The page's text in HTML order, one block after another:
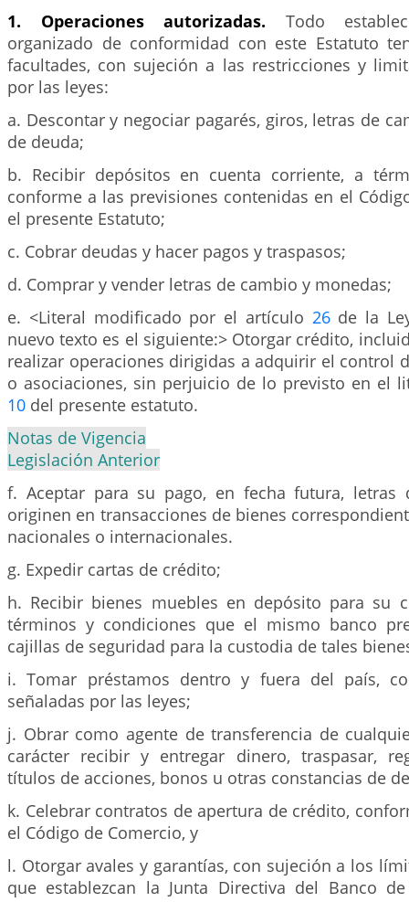
1. Operaciones autorizadas. Todo
organizado de conformidad con este Estatuto
facultades, con sujeción a las restricciones y
por las leyes:
a. Descontar y negociar pagarés, giros, letras de
de deuda;
b. Recibir depósitos en cuenta corriente, a
conforme a las previsiones contenidas en el
el presente Estatuto;
c. Cobrar deudas y hacer pagos y traspasos;
d. Comprar y vender letras de cambio y monedas;
e. <Literal modificado por el artículo 26de la
nuevo texto es el siguiente:> Otorgar crédito,
realizar operaciones dirigidas a adquirir el control
o asociaciones, sin perjuicio de lo previsto en el
10 del presente estatuto.
Notas de Vigencia
Legislación Anterior
f. Aceptar para su pago, en fecha futura, letras
originen en transacciones de bienes
nacionales o internacionales.
g. Expedir cartas de crédito;
h. Recibir bienes muebles en depósito para su
términos y condiciones que el mismo banco
cajillas de seguridad para la custodia de tales
i. Tomar préstamos dentro y fuera del país,
señaladas por las leyes;
j. Obrar como agente de transferencia de
carácter recibir y entregar dinero, traspasar,
títulos de acciones, bonos u otras constancias de
k. Celebrar contratos de apertura de crédito,
el Código de Comercio, y
l. Otorgar avales y garantías, con sujeción a los
que establezcan la Junta Directiva del Banco